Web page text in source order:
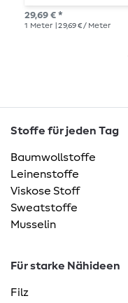
Northern Lights Blau
29,69 € *
1 Meter | 29,69 € / Meter
Stoffe für jeden Tag
Baumwollstoffe
Leinenstoffe
Viskose Stoff
Sweatstoffe
Musselin
Für starke Nähideen
Filz